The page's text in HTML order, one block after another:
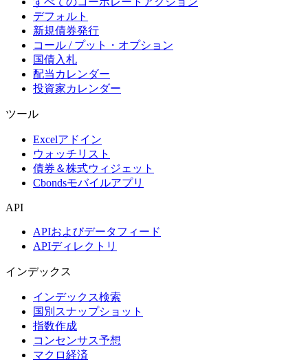
デフォルト
新規債券発行
コール / プット・オプション
国債入札
配当カレンダー
投資家カレンダー
ツール
Excelアドイン
ウォッチリスト
債券＆株式ウィジェット
Cbondsモバイルアプリ
API
APIおよびデータフィード
APIディレクトリ
インデックス
インデックス検索
国別スナップショット
指数作成
コンセンサス予想
マクロ経済